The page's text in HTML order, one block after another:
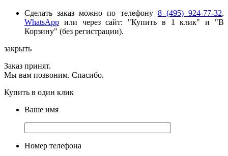
Сделать заказ можно по телефону 8 (495) 924-77-32,
WhatsApp или через сайт: "Купить в 1 клик" и "В
Корзину" (без регистрации).
закрыть
Заказ принят.
Мы вам позвоним. Спасибо.
Купить в один клик
Ваше имя
Номер телефона